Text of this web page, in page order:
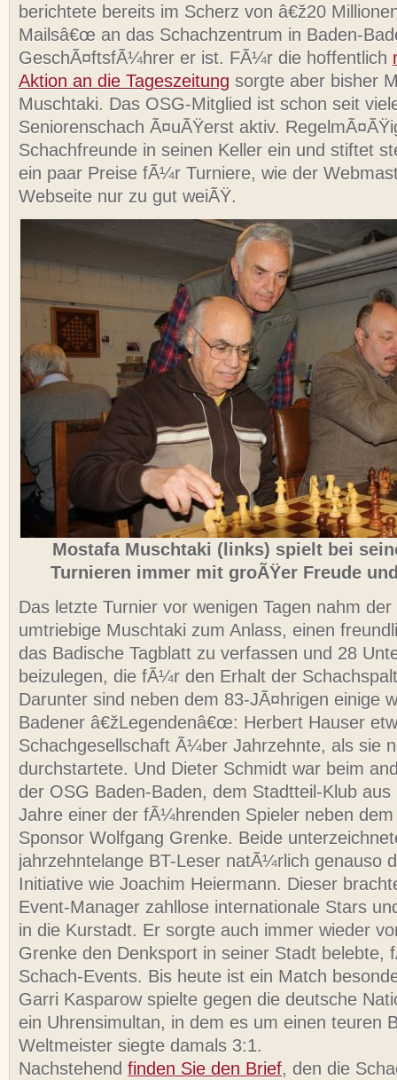
berichtete bereits im Scherz von â€ž20
Mailsâ€œ an das Schachzentrum in Baden-
GeschÃ¤ftsfÃ¼hrer er ist. FÃ¼r die hoffentlich
Aktion an die Tageszeitung sorgte aber bisher
Muschtaki. Das OSG-Mitglied ist schon seit
Seniorenschach Ã¤uÃŸerst aktiv.
Schachfreunde in seinen Keller ein und stiftet
ein paar Preise fÃ¼r Turniere, wie der
Webseite nur zu gut weiÃŸ.
Mostafa Muschtaki (links) spielt bei
Turnieren immer mit groÃŸer Freude
Das letzte Turnier vor wenigen Tagen nahm
umtriebige Muschtaki zum Anlass, einen
das Badische Tagblatt zu verfassen und 28
beizulegen, die fÃ¼r den Erhalt der
Darunter sind neben dem 83-JÃ¤hrigen einige
Badener â€žLegendenâ€œ: Herbert Hauser
Schachgesellschaft Ã¼ber Jahrzehnte, als sie
durchstartete. Und Dieter Schmidt war beim
der OSG Baden-Baden, dem Stadtteil-Klub
Jahre einer der fÃ¼hrenden Spieler neben
Sponsor Wolfgang Grenke. Beide
jahrzehntelange BT-Leser natÃ¼rlich genauso
Initiative wie Joachim Heiermann. Dieser
Event-Manager zahllose internationale Stars
in die Kurstadt. Er sorgte auch immer wieder
Grenke den Denksport in seiner Stadt belebte,
Schach-Events. Bis heute ist ein Match
Garri Kasparow spielte gegen die deutsche
ein Uhrensimultan, in dem es um einen teuren
Weltmeister siegte damals 3:1.
Nachstehend finden Sie den Brief, den die